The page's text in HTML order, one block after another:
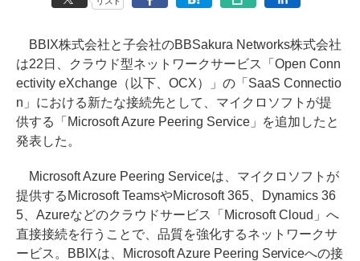
BBIX株式会社と子会社のBBSakura Networks株式会社
は22日、クラウド型ネットワークサービス「Open Conn
ectivity eXchange（以下、OCX）」の「SaaS Connectio
n」における新たな接続先として、マイクロソフトが提
供する「Microsoft Azure Peering Service」を追加したと
発表した。
Microsoft Azure Peering Serviceは、マイクロソフトが
提供するMicrosoft TeamsやMicrosoft 365、Dynamics 36
5、Azureなどのクラウドサービス「Microsoft Cloud」へ
直接接続を行うことで、品質を強化するネットワークサ
ービス。BBIXは、Microsoft Azure Peering Serviceへの接